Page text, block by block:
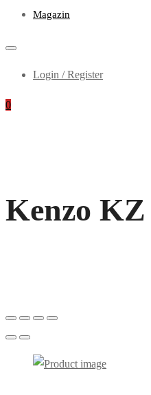
Magazin
Login / Register
0
Kenzo